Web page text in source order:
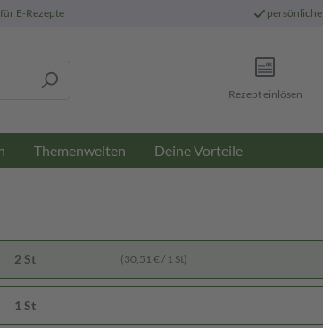
E-Rezepte persönliche
Rezept einlösen
Themenwelten Deine Vorteile
2 St (30,51 € / 1 St)
1 St